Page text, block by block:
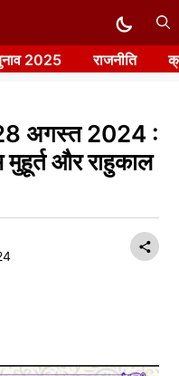
2025 राजनीति
अगस्त 2024 :
और राहुकाल